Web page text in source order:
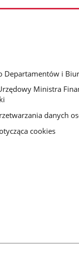
Departamentów i Biur
Ministra
danych
cookies